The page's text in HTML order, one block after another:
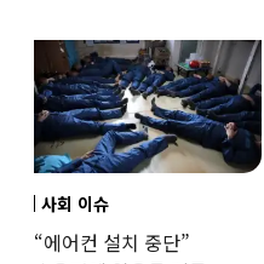
사회 이슈
“에어컨 설치 중단”